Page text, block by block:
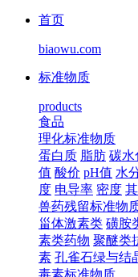
首页
biaowu.com
标准物质
products
食品
理化标准物质
蛋白质 脂肪 碳水
值 酸价 pH值 水
度 电导率 密度
兽药残留标准物
甾体激素类 磺胺
素类药物 聚醚类
素 孔雀石绿与结
毒素标准物质